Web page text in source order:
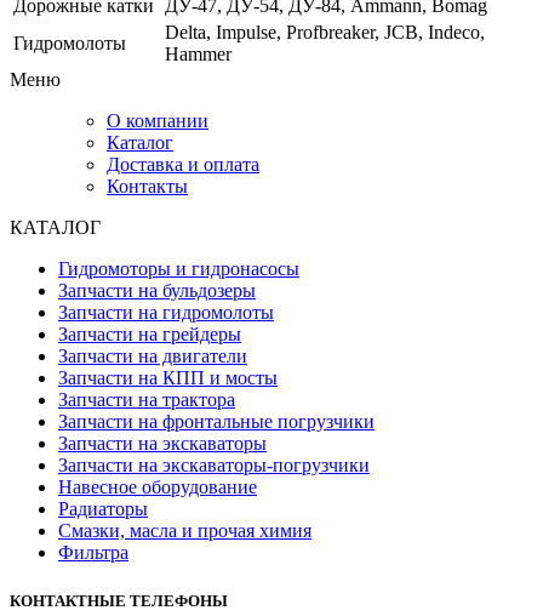
Дорожные катки
ДУ-47, ДУ-54, ДУ-84, Ammann, Bomag
Гидромолоты
Delta, Impulse, Profbreaker, JCB, Indeco,
Hammer
Меню
О компании
Каталог
Доставка и оплата
Контакты
КАТАЛОГ
Гидромоторы и гидронасосы
Запчасти на бульдозеры
Запчасти на гидромолоты
Запчасти на грейдеры
Запчасти на двигатели
Запчасти на КПП и мосты
Запчасти на трактора
Запчасти на фронтальные погрузчики
Запчасти на экскаваторы
Запчасти на экскаваторы-погрузчики
Навесное оборудование
Радиаторы
Смазки, масла и прочая химия
Фильтра
КОНТАКТНЫЕ ТЕЛЕФОНЫ